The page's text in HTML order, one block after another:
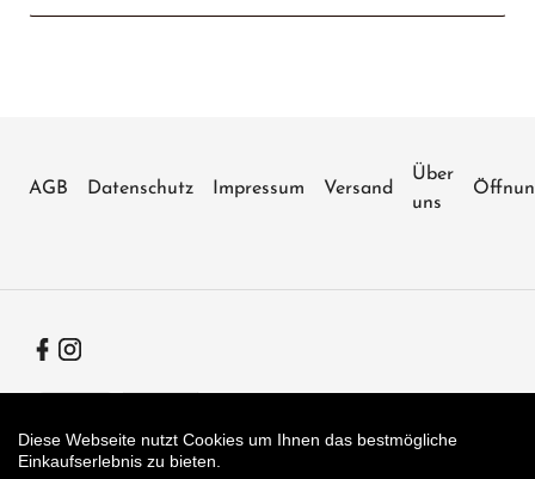
AGB Datenschutz Impressum Versand
Über
uns
Facebook
Diese Webseite nutzt Cookies um Ihnen das bestmögliche
Einkaufserlebnis zu bieten.